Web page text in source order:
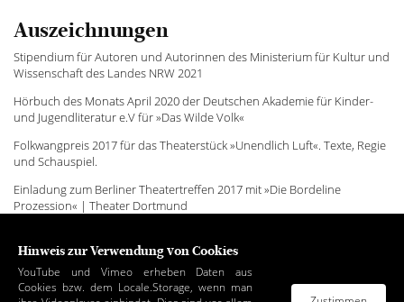
Auszeichnungen
Stipendium für Autoren und Autorinnen des Ministerium für Kultur und
Wissenschaft des Landes NRW 2021
Hörbuch des Monats April 2020 der Deutschen Akademie für Kinder-
und Jugendliteratur e.V für »Das Wilde Volk«
Folkwangpreis 2017 für das Theaterstück »Unendlich Luft«. Texte, Regie
und Schauspiel.
Einladung zum Berliner Theatertreffen 2017 mit »Die Bordeline
Prozession« | Theater Dortmund
Hinweis zur Verwendung von Cookies
YouTube und Vimeo erheben Daten aus
Cookies bzw. dem Locale.Storage, wenn man